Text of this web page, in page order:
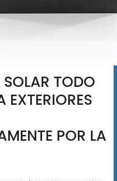
TODO
EXTERIORES
POR LA